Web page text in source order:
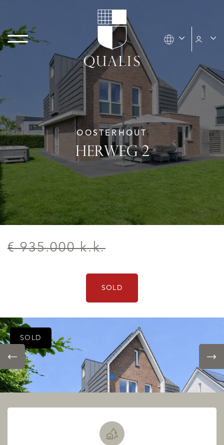
OOSTERHOUT
HERWEG 2
€ 935.000 k.k.
SOLD
SOLD